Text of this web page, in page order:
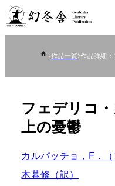
作品一覧 作品詳細
フェデリコ
上の憂鬱
カルパッチョ，F．（
木暮修（訳）